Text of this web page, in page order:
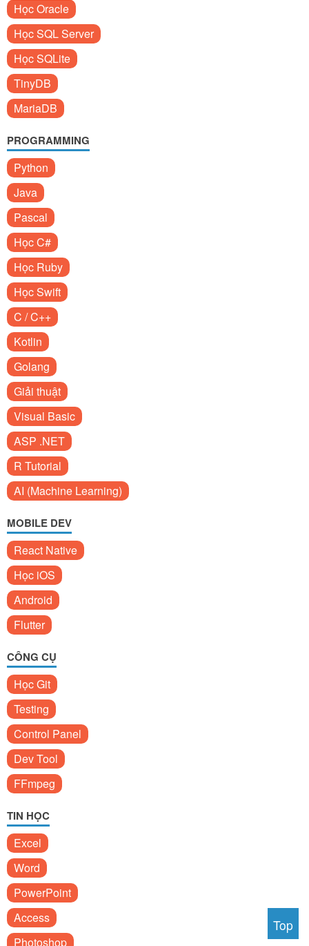
Học Oracle
Học SQL Server
Học SQLite
TinyDB
MariaDB
PROGRAMMING
Python
Java
Pascal
Học C#
Học Ruby
Học Swift
C / C++
Kotlin
Golang
Giải thuật
Visual Basic
ASP .NET
R Tutorial
AI (Machine Learning)
MOBILE DEV
React Native
Học iOS
Android
Flutter
CÔNG CỤ
Học Git
Testing
Control Panel
Dev Tool
FFmpeg
TIN HỌC
Excel
Word
PowerPoint
Access
Photoshop
Top